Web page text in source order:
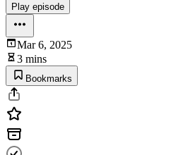
Play episode
Mar 6, 2025
3 mins
Bookmarks